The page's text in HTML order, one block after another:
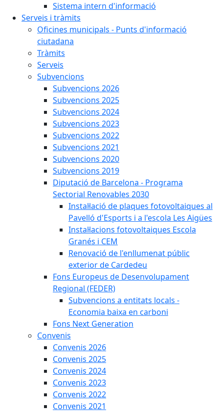
Sistema intern d'informació
Serveis i tràmits
Oficines municipals - Punts d'informació
ciutadana
Tràmits
Serveis
Subvencions
Subvencions 2026
Subvencions 2025
Subvencions 2024
Subvencions 2023
Subvencions 2022
Subvencions 2021
Subvencions 2020
Subvencions 2019
Diputació de Barcelona - Programa
Sectorial Renovables 2030
Instal·lació de plaques fotovoltaiques al
Pavelló d'Esports i a l'escola Les Aigües
Instal·lacions fotovoltaiques Escola
Granés i CEM
Renovació de l'enllumenat públic
exterior de Cardedeu
Fons Europeus de Desenvolupament
Regional (FEDER)
Subvencions a entitats locals -
Economia baixa en carboni
Fons Next Generation
Convenis
Convenis 2026
Convenis 2025
Convenis 2024
Convenis 2023
Convenis 2022
Convenis 2021